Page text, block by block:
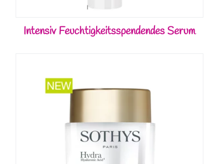
Intensiv Feuchtigkeitsspendendes Serum